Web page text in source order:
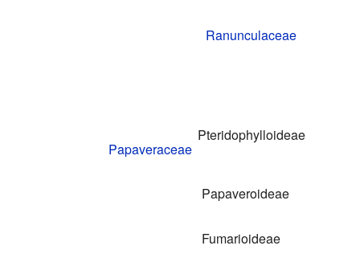
Ranunculaceae
Papaveraceae
Pteridophylloideae
Papaveroideae
Fumarioideae